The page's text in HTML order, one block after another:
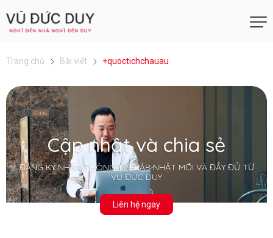
Trang chủ Bài viết +quoctichchauau
Cập nhật và chia sẻ
ĐĂNG KÝ NHẬN THÔNG TIN CẬP NHẬT MỚI VÀ ĐẦY ĐỦ TỪ
VŨ ĐỨC DUY
Liên hệ ngay